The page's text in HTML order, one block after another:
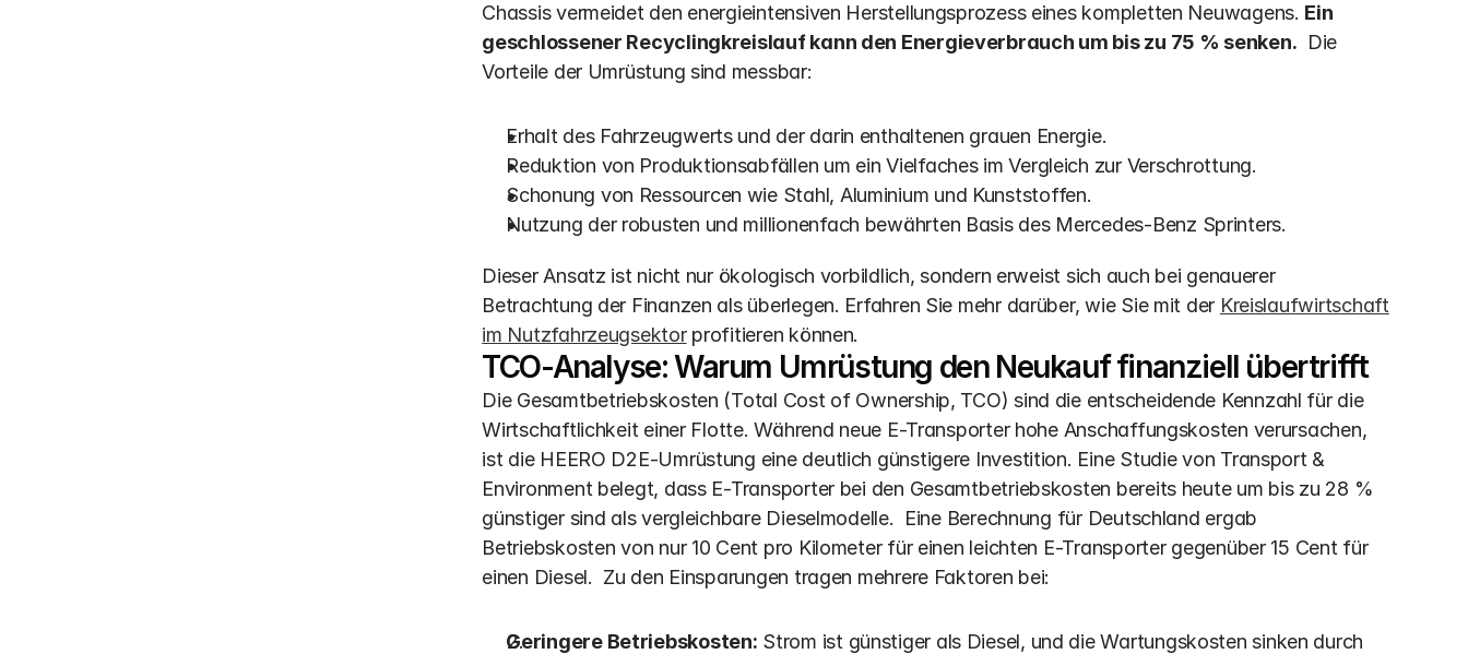
Chassis vermeidet den energieintensiven Herstellungsprozess eines kompletten Neuwagens. Ein
geschlossener Recyclingkreislauf kann den Energieverbrauch um bis zu 75 % senken.
  Die
Vorteile der Umrüstung sind messbar:
Erhalt des Fahrzeugwerts und der darin enthaltenen grauen Energie.
Reduktion von Produktionsabfällen um ein Vielfaches im Vergleich zur Verschrottung.
Schonung von Ressourcen wie Stahl, Aluminium und Kunststoffen.
Nutzung der robusten und millionenfach bewährten Basis des Mercedes-Benz Sprinters.
Dieser Ansatz ist nicht nur ökologisch vorbildlich, sondern erweist sich auch bei genauerer
Betrachtung der Finanzen als überlegen. Erfahren Sie mehr darüber, wie Sie mit der Kreislaufwirtschaft
im Nutzfahrzeugsektor profitieren können.
TCO-Analyse: Warum Umrüstung den Neukauf finanziell übertrifft
Die Gesamtbetriebskosten (Total Cost of Ownership, TCO) sind die entscheidende Kennzahl für die
Wirtschaftlichkeit einer Flotte. Während neue E-Transporter hohe Anschaffungskosten verursachen,
ist die HEERO D2E-Umrüstung eine deutlich günstigere Investition. Eine Studie von Transport &
Environment belegt, dass E-Transporter bei den Gesamtbetriebskosten bereits heute um bis zu 28 %
günstiger sind als vergleichbare Dieselmodelle.  Eine Berechnung für Deutschland ergab
Betriebskosten von nur 10 Cent pro Kilometer für einen leichten E-Transporter gegenüber 15 Cent für
einen Diesel.  Zu den Einsparungen tragen mehrere Faktoren bei:
Geringere Betriebskosten: Strom ist günstiger als Diesel, und die Wartungskosten sinken durch